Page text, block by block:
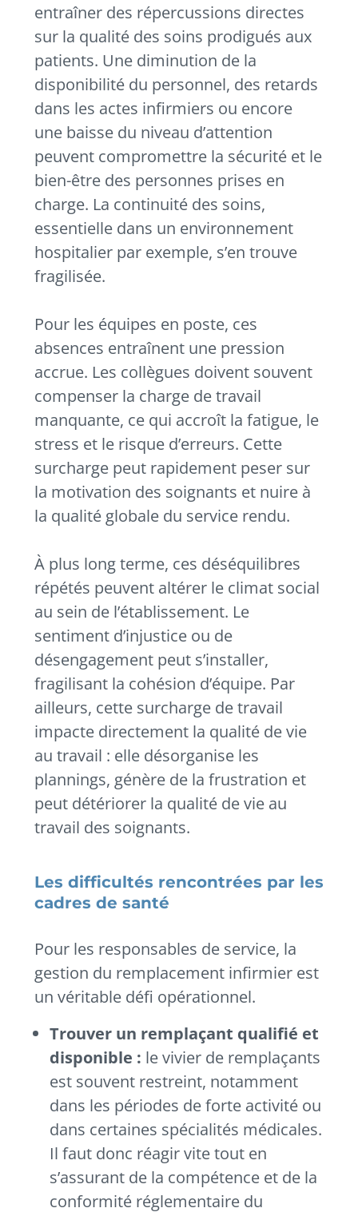
entraîner des répercussions directes
sur la qualité des soins prodigués aux
patients. Une diminution de la
disponibilité du personnel, des retards
dans les actes infirmiers ou encore
une baisse du niveau d’attention
peuvent compromettre la sécurité et le
bien-être des personnes prises en
charge. La continuité des soins,
essentielle dans un environnement
hospitalier par exemple, s’en trouve
fragilisée.
Pour les équipes en poste, ces
absences entraînent une pression
accrue. Les collègues doivent souvent
compenser la charge de travail
manquante, ce qui accroît la fatigue, le
stress et le risque d’erreurs. Cette
surcharge peut rapidement peser sur
la motivation des soignants et nuire à
la qualité globale du service rendu.
À plus long terme, ces déséquilibres
répétés peuvent altérer le climat social
au sein de l’établissement. Le
sentiment d’injustice ou de
désengagement peut s’installer,
fragilisant la cohésion d’équipe. Par
ailleurs, cette surcharge de travail
impacte directement la qualité de vie
au travail : elle désorganise les
plannings, génère de la frustration et
peut détériorer la qualité de vie au
travail des soignants.
Les difficultés rencontrées par les
cadres de santé
Pour les responsables de service, la
gestion du remplacement infirmier est
un véritable défi opérationnel.
Trouver un remplaçant qualifié et
disponible : le vivier de remplaçants
est souvent restreint, notamment
dans les périodes de forte activité ou
dans certaines spécialités médicales.
Il faut donc réagir vite tout en
s’assurant de la compétence et de la
conformité réglementaire du